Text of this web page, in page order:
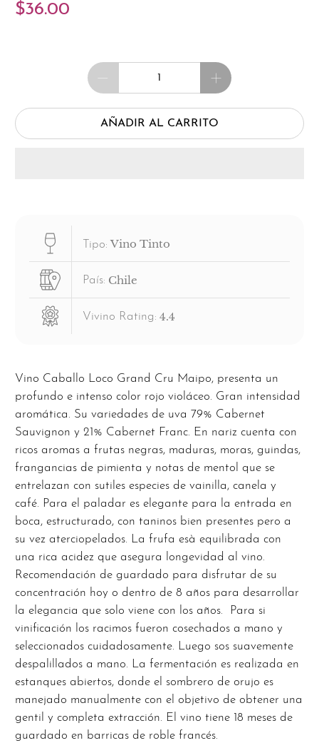
$36.00
Cantidad
AÑADIR AL CARRITO
Tipo: Vino Tinto
País: Chile
Vivino Rating: 4.4
Vino Caballo Loco Grand Cru Maipo, presenta un
profundo e intenso color rojo violáceo. Gran intensidad
aromática. Su variedades de uva 79% Cabernet
Sauvignon y 21% Cabernet Franc. En nariz cuenta con
ricos aromas a frutas negras, maduras, moras, guindas,
frangancias de pimienta y notas de mentol que se
entrelazan con sutiles especies de vainilla, canela y
café. Para el paladar es elegante para la entrada en
boca, estructurado, con taninos bien presentes pero a
su vez aterciopelados. La frufa esà equilibrada con
una rica acidez que asegura longevidad al vino.
Recomendación de guardado para disfrutar de su
concentración hoy o dentro de 8 años para desarrollar
la elegancia que solo viene con los años. Para si
vinificación los racimos fueron cosechados a mano y
seleccionados cuidadosamente. Luego sos suavemente
despalillados a mano. La fermentación es realizada en
estanques abiertos, donde el sombrero de orujo es
manejado manualmente con el objetivo de obtener una
gentil y completa extracción. El vino tiene 18 meses de
guardado en barricas de roble francés.